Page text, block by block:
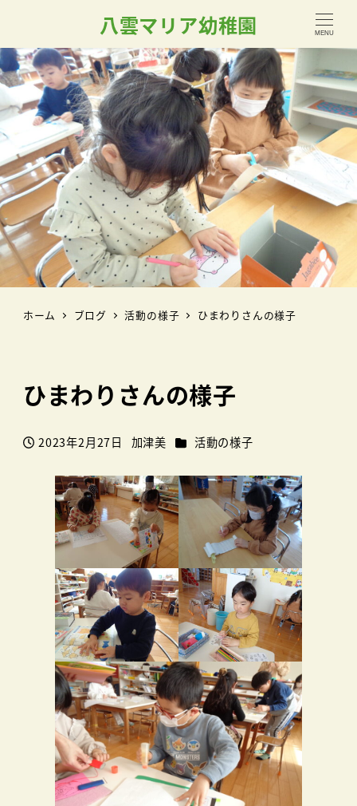
八雲マリア幼稚園 MENU
ホーム ブログ 活動の様子 ひまわりさんの様子
ひまわりさんの様子
投稿日
2023年2月27日
著
加津美 カテゴリー
活動の様子